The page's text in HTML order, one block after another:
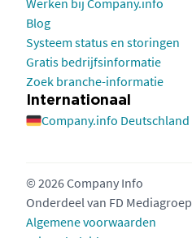
Werken bij Company.info
Blog
Systeem status en storingen
Gratis bedrijfsinformatie
Zoek branche-informatie
Internationaal
Company.info Deutschland
© 2026 Company Info
Onderdeel van FD Mediagroep
Algemene voorwaarden